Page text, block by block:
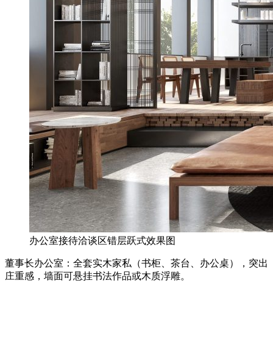
办公室接待洽谈区错层跃式效果图
董事长办公室：全套实木家私（书柜、茶台、办公桌），突出
庄重感，墙面可悬挂书法作品或木质浮雕。